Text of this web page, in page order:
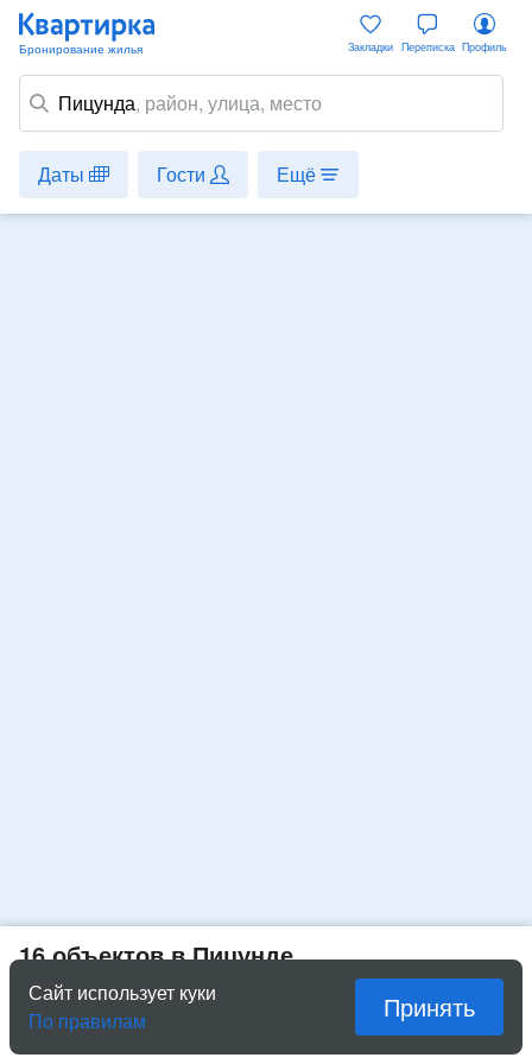
Пицунда, район, улица, место
Закладки Переписка Профиль
Даты Гости Ещё
16 объектов в Пицунде
Показать списком
Сайт использует куки
По правилам
Принять